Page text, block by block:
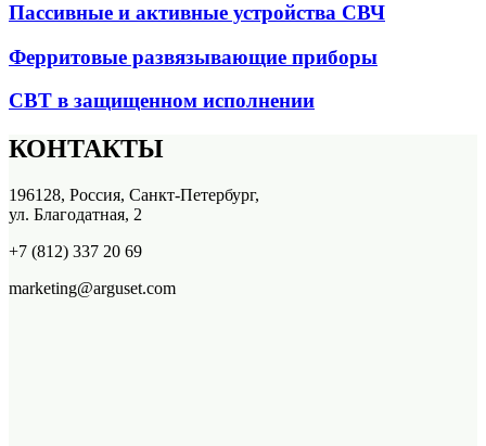
Пассивные и активные устройства СВЧ
Ферритовые развязывающие приборы
СВТ в защищенном исполнении
КОНТАКТЫ
196128, Россия, Санкт-Петербург,
ул. Благодатная, 2
+7 (812) 337 20 69
marketing@arguset.com